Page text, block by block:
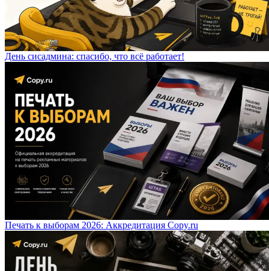
День сисадмина: спасибо, что всё работает!
Печать к выборам 2026: Аккредитация Copy.ru